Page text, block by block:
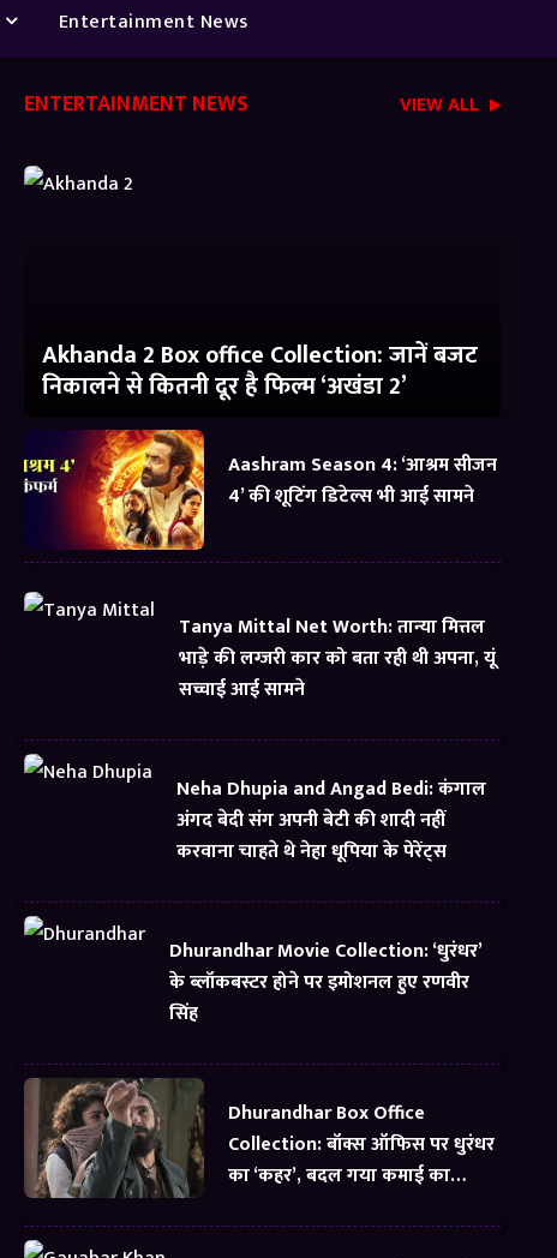
Entertainment News
ENTERTAINMENT NEWS VIEW ALL
Akhanda 2 Box office Collection: जानें बजट
निकालने से कितनी दूर है फिल्म ‘अखंडा 2’
Aashram Season 4: ‘आश्रम सीजन
4’ की शूटिंग डिटेल्स भी आई सामने
Tanya Mittal Net Worth: तान्या मित्तल
भाड़े की लग्जरी कार को बता रही थी अपना, यूं
सच्चाई आई सामने
Neha Dhupia and Angad Bedi: कंगाल
अंगद बेदी संग अपनी बेटी की शादी नहीं
करवाना चाहते थे नेहा धूपिया के पेरेंट्स
Dhurandhar Movie Collection: ‘धुरंधर’
के ब्लॉकबस्टर होने पर इमोशनल हुए रणवीर
सिंह
Dhurandhar Box Office
Collection: बॉक्स ऑफिस पर धुरंधर
का ‘कहर’, बदल गया कमाई का